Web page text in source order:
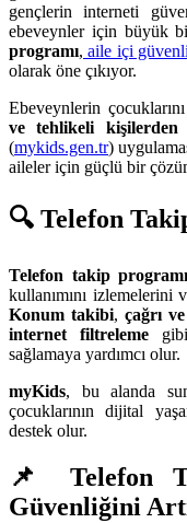
gençlerin interneti
ebeveynler için büyük
programı, aile içi
olarak öne çıkıyor.
Ebeveynlerin
ve tehlikeli kişilerden
(mykids.gen.tr)
aileler için güçlü bir
🔍 Telefon
Telefon takip programı
kullanımını izlemelerini
Konum takibi, çağrı
internet filtreleme
sağlamaya yardımcı olur.
myKids, bu alanda
çocuklarının dijital
destek olur.
📌 Telefon
Güvenliğini